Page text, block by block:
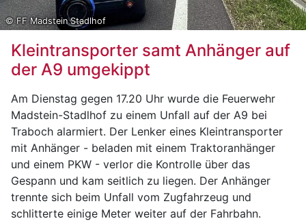
© FF Madstein Stadlhof
Kleintransporter samt Anhänger auf
der A9 umgekippt
Am Dienstag gegen 17.20 Uhr wurde die Feuerwehr
Madstein-Stadlhof zu einem Unfall auf der A9 bei
Traboch alarmiert. Der Lenker eines Kleintransporter
mit Anhänger - beladen mit einem Traktoranhänger
und einem PKW - verlor die Kontrolle über das
Gespann und kam seitlich zu liegen. Der Anhänger
trennte sich beim Unfall vom Zugfahrzeug und
schlitterte einige Meter weiter auf der Fahrbahn.